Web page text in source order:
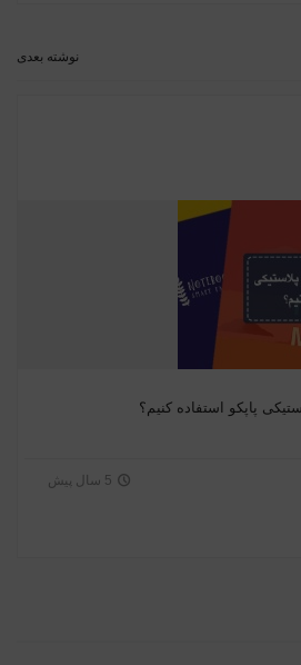
نوشته بعدی
پاپکو استفاده کنیم؟
5 سال پیش